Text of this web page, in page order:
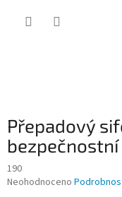
Přepadový
bezpečnostní
190
Průměrné
Neohodnoceno